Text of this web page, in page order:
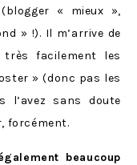
(blogger « mieux »,
» !). Il m’arrive de
très facilement les
» (donc pas les
l’avez sans doute
forcément.
beaucoup